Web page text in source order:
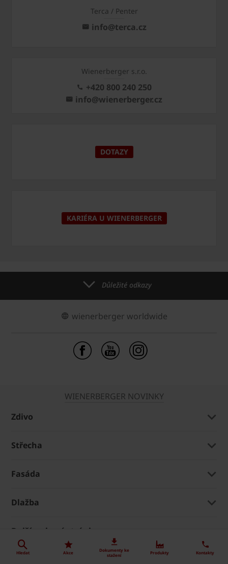
Hledat Akce
Dokumenty ke
stažení
Produkty Kontakty
Terca / Penter
info@terca.cz
Wienerberger s.r.o.
+420 800 240 250
info@wienerberger.cz
DOTAZY
KARIÉRA U WIENERBERGER
Důležité odkazy
wienerberger worldwide
WIENERBERGER NOVINKY
Zdivo
Střecha
Fasáda
Dlažba
Další webové stránky